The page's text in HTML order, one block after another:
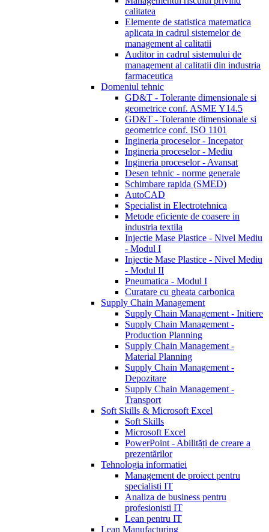
calitatea
Elemente de statistica matematica
aplicata in cadrul sistemelor de
management al calitatii
Auditor in cadrul sistemului de
management al calitatii din industria
farmaceutica
Domeniul tehnic
GD&T - Tolerante dimensionale si
geometrice conf. ASME Y14.5
GD&T - Tolerante dimensionale si
geometrice conf. ISO 1101
Ingineria proceselor - Incepator
Ingineria proceselor - Mediu
Ingineria proceselor - Avansat
Desen tehnic - norme generale
Schimbare rapida (SMED)
AutoCAD
Specialist in Electrotehnica
Metode eficiente de coasere in
industria textila
Injectie Mase Plastice - Nivel Mediu
- Modul I
Injectie Mase Plastice - Nivel Mediu
- Modul II
Pneumatica - Modul I
Curatare cu gheata carbonica
Supply Chain Management
Supply Chain Management - Initiere
Supply Chain Management -
Production Planning
Supply Chain Management -
Material Planning
Supply Chain Management -
Depozitare
Supply Chain Management -
Transport
Soft Skills & Microsoft Excel
Soft Skills
Microsoft Excel
PowerPoint - Abilități de creare a
prezentărilor
Tehnologia informatiei
Management de proiect pentru
specialisti IT
Analiza de business pentru
profesionisti IT
Lean pentru IT
Lean Manufacturing